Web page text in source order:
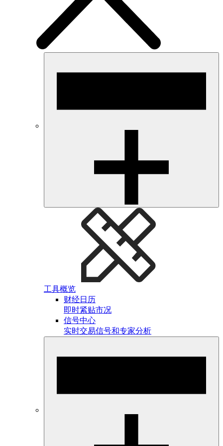
工具概览
财经日历
即时紧贴市况
信号中心
实时交易信号和专家分析